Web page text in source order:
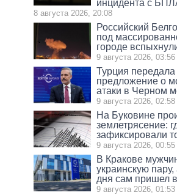
инцидента с
8 августа 2026, 20:08
Российский
под
городе
9 августа 2026, 03:56
Турция
предложение о
атаки в Черном
9 августа 2026, 02:58
На Буковине
землетрясение:
зафиксировали
9 августа 2026, 00:55
В Кракове
украинскую пару,
дня сам пришел
9 августа 2026, 01:53